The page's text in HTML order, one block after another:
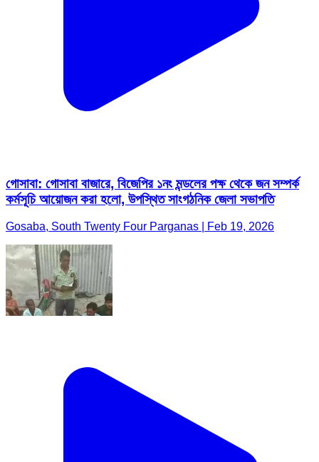
গোসাবা: গোসাবা বাজারে, বিজেপির ১নং মন্ডলের পক্ষ থেকে জন সম্পর্ক
কর্মসূচি আয়োজন করা হলো, উপস্থিত সাংগঠনিক জেলা সভাপতি
Gosaba, South Twenty Four Parganas | Feb 19, 2026